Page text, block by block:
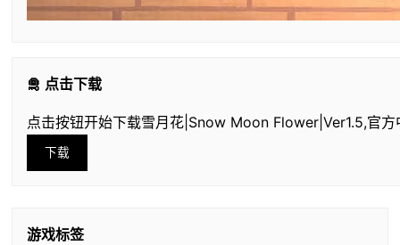
🛅 点击下载
点击按钮开始下载雪月花|Snow Moon Flower|Ver1.5,官
下载
游戏标签